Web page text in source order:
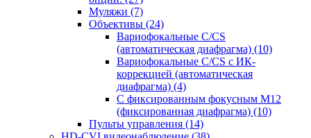
Муляжи (7)
Объективы (24)
Вариофокальные C/CS
(автоматическая диафрагма) (10)
Вариофокальные C/CS с ИК-
коррекцией (автоматическая
диафрагма) (4)
С фиксированным фокусным М12
(фиксированная диафрагма) (10)
Пульты управления (14)